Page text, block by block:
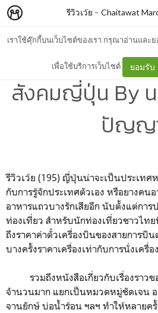
เราใช้คุ๊กกี้บนเว็บไซต์ของเรา กรุณาอ่านและ
เพื่อใช้บริการเว็บไซต์ ยอมรับ
รีวิวเว้ย – Chaitawat Marc
Enjo-Kosai โ
สังคมญี่ปุ่น By น
ปัญญ
รีวิวเว้ย (195) ญี่ปุ่นน่าจะเป็นประเท
กับการรู้จักประเทศตัวเอง หรือยางคน
อาหารแถวบางรักเสียอีก นับตั้งแต่การ
ท่องเที่ยว สำหรับนักท่องเที่ยวชาวไท
ถึงราคาค่าตั๋วเครื่องบินของสายการบิ
บางครั้งราคาเครื่องเท่ากับการนั่งเครื่
รวมถึงหนังสือเกี่ยวกับเรื่องราวข
จำนวนมาก แยกเป็นหมวดหมู่ชัดเจน อ
จานยักษ์ บ่อน้ำร้อน ฯลฯ ทำให้หลายครั้